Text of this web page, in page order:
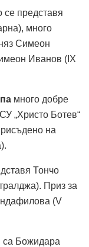
се представя
много
Симеон
Иванов (IX
много добре
„Христо Ботев“
на
Тончо
Приз за
(V
са Божидара